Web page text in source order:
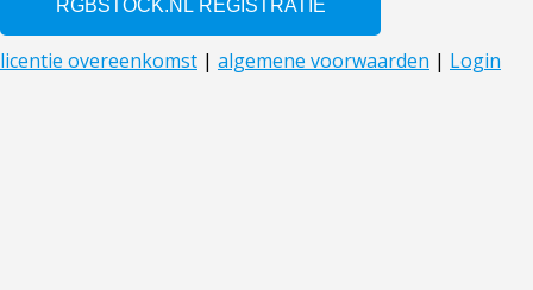
licentie overeenkomst | algemene voorwaarden | Login